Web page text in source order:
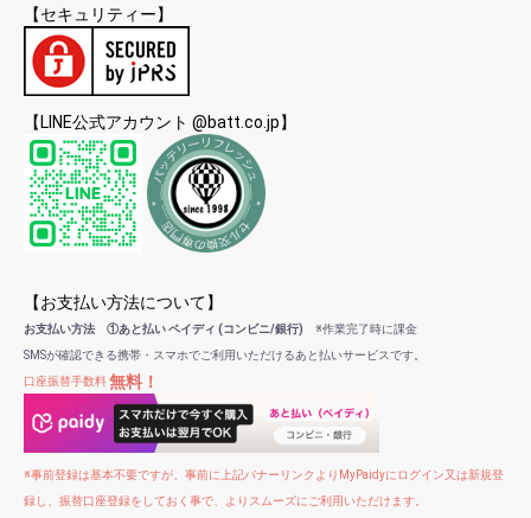
【セキュリティー】
【LINE公式アカウント @batt.co.jp】
【お支払い方法について】
お支払い方法 ①あと払い ペイディ (コンビニ/銀行) ※作業完了時に課金
SMSが確認できる携帯・スマホでご利用いただけるあと払いサービスです。
口座振替手数料無料！
※事前登録は基本不要ですが、事前に上記バナーリンクよりMyPaidyにログイン又は新規登
録し、振替口座登録をしておく事で、よりスムーズにご利用いただけます。